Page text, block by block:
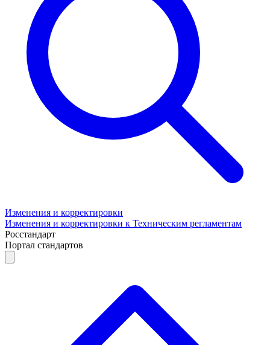
Изменения и корректировки
Изменения и корректировки к Техническим регламентам
Росстандарт
Портал стандартов